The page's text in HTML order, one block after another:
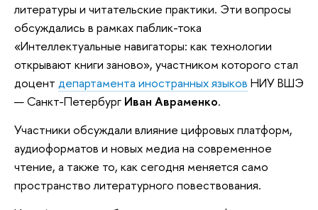
литературы и читательские практики. Эти вопросы
обсуждались в рамках паблик-тока
«Интеллектуальные навигаторы: как технологии
открывают книги заново», участником которого стал
доцент департамента иностранных языков НИУ ВШЭ
— Санкт-Петербург Иван Авраменко.
Участники обсуждали влияние цифровых платформ,
аудиоформатов и новых медиа на современное
чтение, а также то, как сегодня меняется само
пространство литературного повествования.